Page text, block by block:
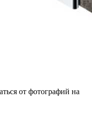
от фотографий на